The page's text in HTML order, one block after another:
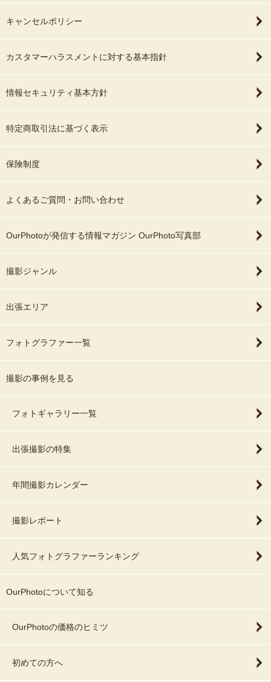
キャンセルポリシー
カスタマーハラスメントに対する基本指針
情報セキュリティ基本方針
特定商取引法に基づく表示
保険制度
よくあるご質問・お問い合わせ
OurPhotoが発信する情報マガジン OurPhoto写真部
撮影ジャンル
出張エリア
フォトグラファー一覧
撮影の事例を見る
フォトギャラリー一覧
出張撮影の特集
年間撮影カレンダー
撮影レポート
人気フォトグラファーランキング
OurPhotoについて知る
OurPhotoの価格のヒミツ
初めての方へ